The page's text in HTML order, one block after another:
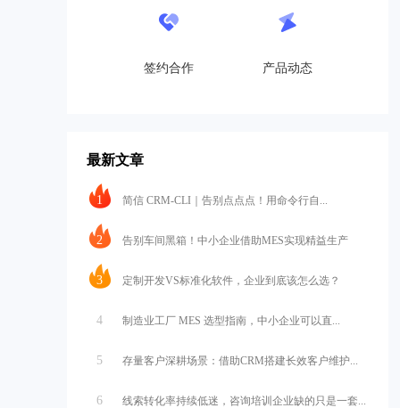
签约合作 产品动态
最新文章
1 简信 CRM-CLI｜告别点点点！用命令行自...
2 告别车间黑箱！中小企业借助MES实现精益生产
3 定制开发VS标准化软件，企业到底该怎么选？
4 制造业工厂 MES 选型指南，中小企业可以直...
5 存量客户深耕场景：借助CRM搭建长效客户维护...
6 线索转化率持续低迷，咨询培训企业缺的只是一套...